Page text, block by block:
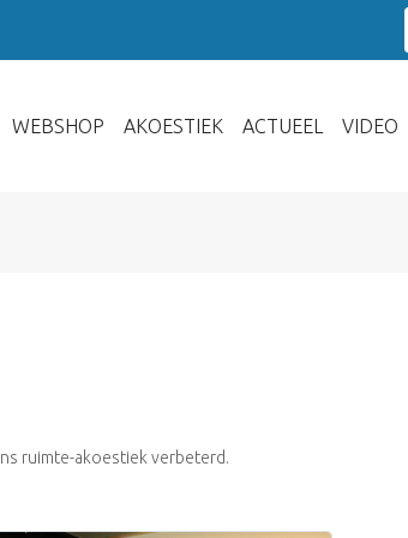
WEBSHOP AKOESTIEK ACTUEEL VIDEO
ruimte-akoestiek verbeterd.